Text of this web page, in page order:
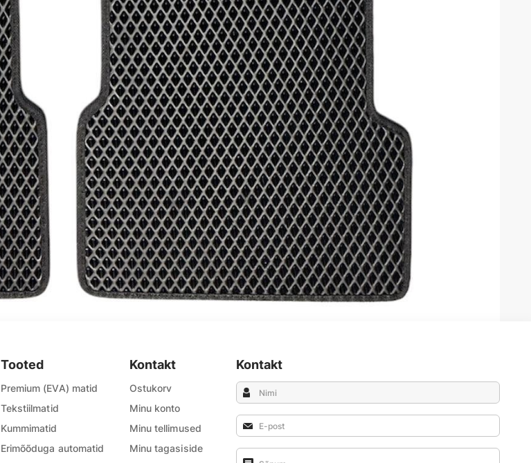
Tooted
Premium (EVA) matid
Tekstiilmatid
Kummimatid
Erimõõduga automatid
Kontakt
Ostukorv
Minu konto
Minu tellimused
Minu tagasiside
Kontakt